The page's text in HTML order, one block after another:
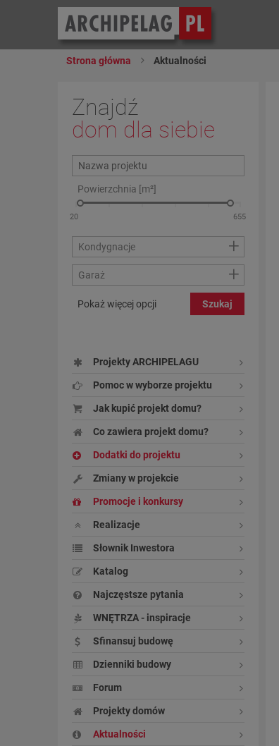
Strona główna Aktualności
Znajdź
dom dla siebie
Powierzchnia [m²]
Kondygnacje +
Garaż +
Szukaj
Pokaż więcej opcji
Projekty ARCHIPELAGU
Pomoc w wyborze projektu
Jak kupić projekt domu?
Co zawiera projekt domu?
Dodatki do projektu
Zmiany w projekcie
Promocje i konkursy
Realizacje
Słownik Inwestora
Katalog
Najczęstsze pytania
WNĘTRZA - inspiracje
Sfinansuj budowę
Dzienniki budowy
Forum
Projekty domów
Aktualności